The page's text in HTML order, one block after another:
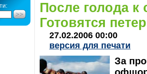
После голода к
Готовятся
27.02.2006 00:00
версия для печати
За